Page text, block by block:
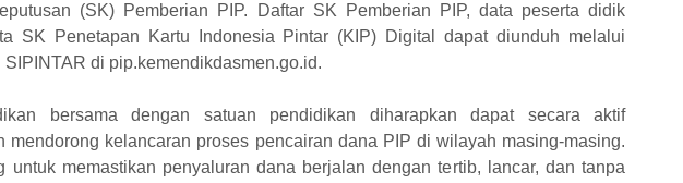
(SK) Pemberian PIP. Daftar SK Pemberian PIP, data peserta didik
SK Penetapan Kartu Indonesia Pintar (KIP) Digital dapat diunduh melalui
SIPINTAR di pip.kemendikdasmen.go.id.
bersama dengan satuan pendidikan diharapkan dapat secara aktif
mendorong kelancaran proses pencairan dana PIP di wilayah masing-masing.
untuk memastikan penyaluran dana berjalan dengan tertib, lancar, dan tanpa